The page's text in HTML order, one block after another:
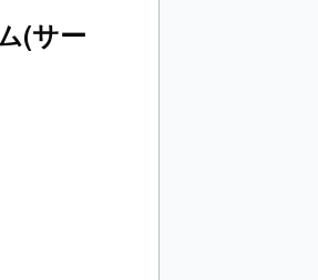
(サー